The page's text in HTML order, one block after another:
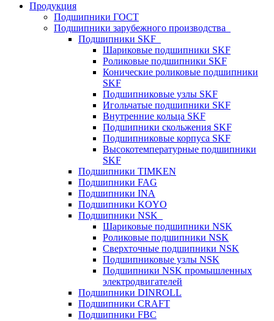
Продукция
Подшипники ГОСТ
Подшипники зарубежного производства
Подшипники SKF
Шариковые подшипники SKF
Роликовые подшипники SKF
Конические роликовые подшипники
SKF
Подшипниковые узлы SKF
Игольчатые подшипники SKF
Внутренние кольца SKF
Подшипники скольжения SKF
Подшипниковые корпуса SKF
Высокотемпературные подшипники
SKF
Подшипники TIMKEN
Подшипники FAG
Подшипники INA
Подшипники KOYO
Подшипники NSK
Шариковые подшипники NSK
Роликовые подшипники NSK
Сверхточные подшипники NSK
Подшипниковые узлы NSK
Подшипники NSK промышленных
электродвигателей
Подшипники DINROLL
Подшипники CRAFT
Подшипники FBC